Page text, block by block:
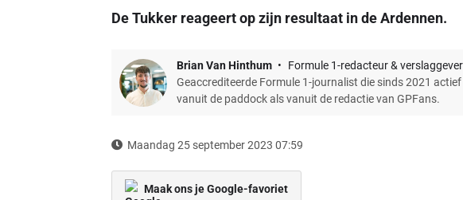
De Tukker reageert op zijn resultaat in de Ardennen.
Brian Van Hinthum
Formule 1-redacteur & verslaggever
Geaccrediteerde Formule 1-journalist die sinds 2021
vanuit de paddock als vanuit de redactie van GPFans.
Maandag 25 september 2023 07:59
Maak ons je Google-favoriet